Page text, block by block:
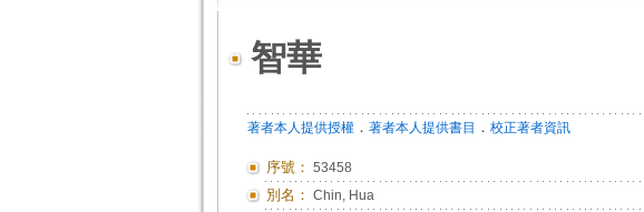
智華
著者本人提供授權． 著者本人提供書目 ． 校正著者資訊
序號： 53458
別名： Chin, Hua